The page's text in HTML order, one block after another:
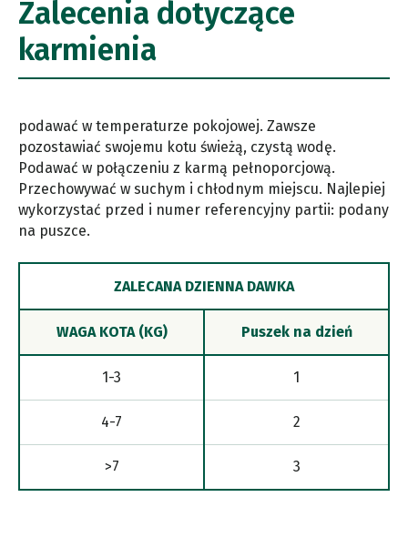
Zalecenia dotyczące
karmienia
podawać w temperaturze pokojowej. Zawsze
pozostawiać swojemu kotu świeżą, czystą wodę.
Podawać w połączeniu z karmą pełnoporcjową.
Przechowywać w suchym i chłodnym miejscu. Najlepiej
wykorzystać przed i numer referencyjny partii: podany
na puszce.
ZALECANA DZIENNA DAWKA
WAGA KOTA (KG) Puszek na dzień
1-3 1
4-7 2
>7 3